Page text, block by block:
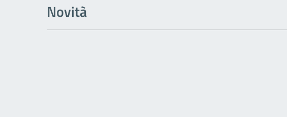
Novità